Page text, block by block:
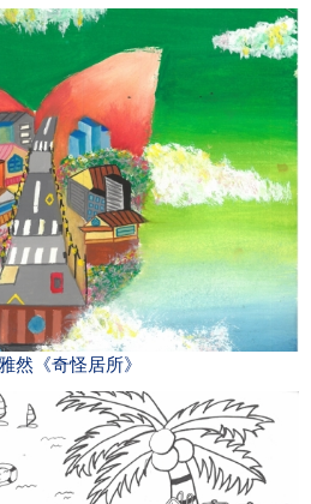
然《奇怪居所》